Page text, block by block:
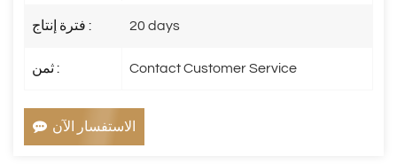
فترة إنتاج : 20 days
ثمن : Contact Customer Service
الاستفسار الآن